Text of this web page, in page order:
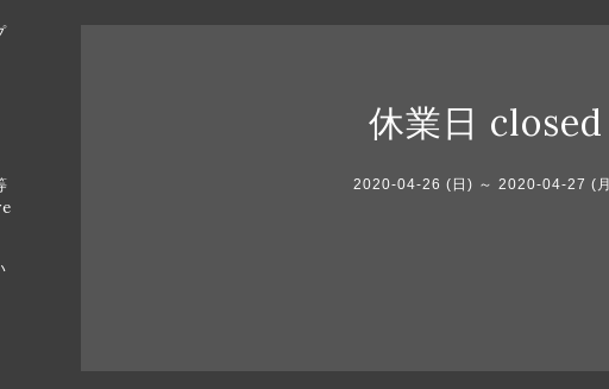
休業日 closed
2020-04-26 (日) ～ 2020-04-27 (